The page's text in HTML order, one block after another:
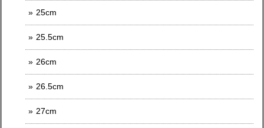
25cm
25.5cm
26cm
26.5cm
27cm